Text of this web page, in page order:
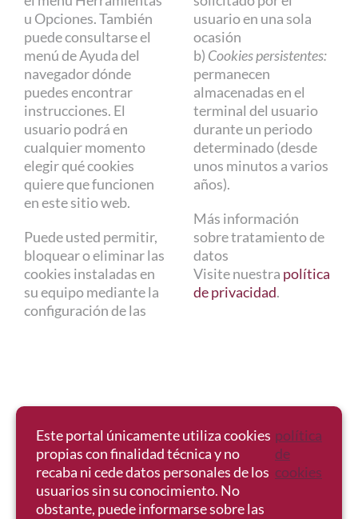
u Opciones. También
puede consultarse el
menú de Ayuda del
navegador dónde
puedes encontrar
instrucciones. El
usuario podrá en
cualquier momento
elegir qué cookies
quiere que funcionen
en este sitio web.
Puede usted permitir,
bloquear o eliminar las
cookies instaladas en
su equipo mediante la
configuración de las
usuario en una sola
ocasión
b) Cookies persistentes:
permanecen
almacenadas en el
terminal del usuario
durante un periodo
determinado (desde
unos minutos a varios
años).
Más información
sobre tratamiento de
datos
Visite nuestra política
de privacidad.
Este portal únicamente utiliza cookies
propias con finalidad técnica y no
recaba ni cede datos personales de los
usuarios sin su conocimiento. No
obstante, puede informarse sobre las
política
de
cookies